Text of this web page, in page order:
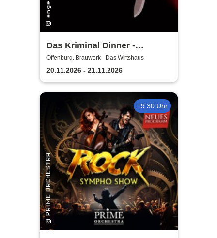
Das Kriminal Dinner -
Testament à la Carte
Offenburg, Brauwerk - Das Wirtshaus
20.11.2026 - 21.11.2026
19:30 Uhr